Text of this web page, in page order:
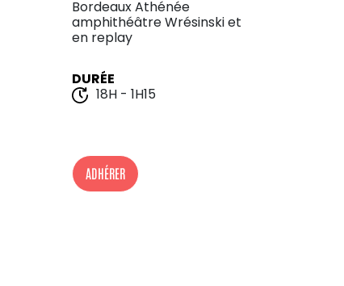
Bordeaux Athénée
amphithéâtre Wrésinski et
en replay
DURÉE
18H - 1H15
ADHÉRER